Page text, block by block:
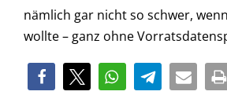
nämlich gar nicht so schwer,
wollte – ganz ohne